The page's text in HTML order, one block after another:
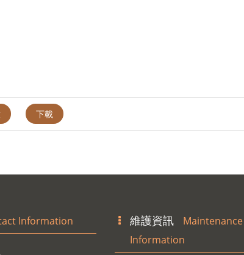
下載
Information 維護資訊
Maintenance
Information